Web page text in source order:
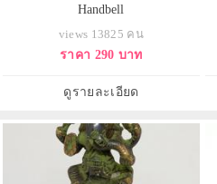
Handbell
views 13825 คน
ราคา 290 บาท
ดูรายละเอียด